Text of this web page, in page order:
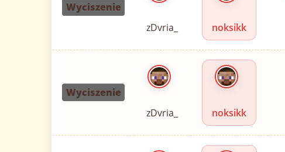
Wyciszenie
zDvria_
noksikk
Wyciszenie
zDvria_
noksikk